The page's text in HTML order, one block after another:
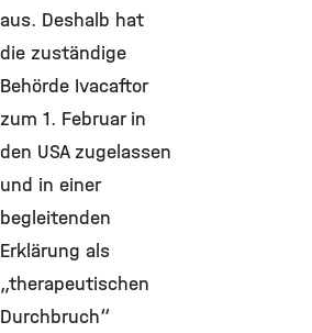
aus. Deshalb hat
die zuständige
Behörde Ivacaftor
zum 1. Februar in
den USA zugelassen
und in einer
begleitenden
Erklärung als
„therapeutischen
Durchbruch“